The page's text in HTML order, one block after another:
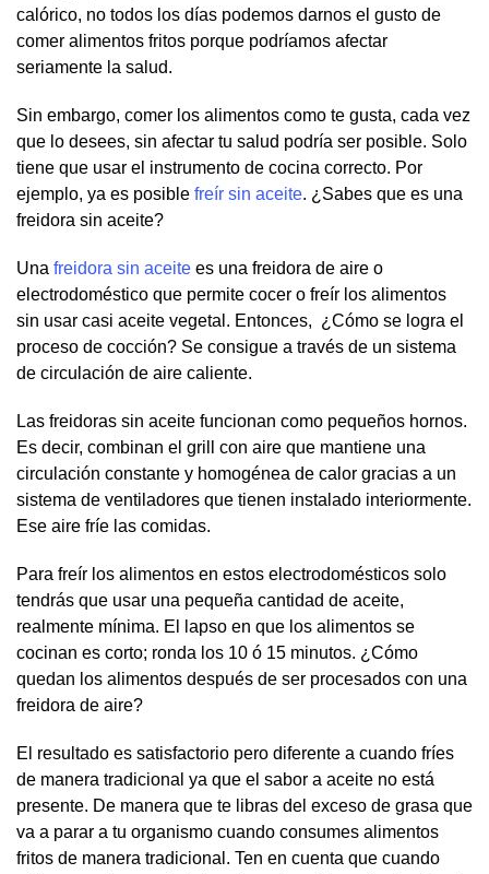
calórico, no todos los días podemos darnos el gusto de
comer alimentos fritos porque podríamos afectar
seriamente la salud.
Sin embargo, comer los alimentos como te gusta, cada vez
que lo desees, sin afectar tu salud podría ser posible. Solo
tiene que usar el instrumento de cocina correcto. Por
ejemplo, ya es posible freír sin aceite. ¿Sabes que es una
freidora sin aceite?
Una freidora sin aceite es una freidora de aire o
electrodoméstico que permite cocer o freír los alimentos
sin usar casi aceite vegetal. Entonces, ¿Cómo se logra el
proceso de cocción? Se consigue a través de un sistema
de circulación de aire caliente.
Las freidoras sin aceite funcionan como pequeños hornos.
Es decir, combinan el grill con aire que mantiene una
circulación constante y homogénea de calor gracias a un
sistema de ventiladores que tienen instalado interiormente.
Ese aire fríe las comidas.
Para freír los alimentos en estos electrodomésticos solo
tendrás que usar una pequeña cantidad de aceite,
realmente mínima. El lapso en que los alimentos se
cocinan es corto; ronda los 10 ó 15 minutos. ¿Cómo
quedan los alimentos después de ser procesados con una
freidora de aire?
El resultado es satisfactorio pero diferente a cuando fríes
de manera tradicional ya que el sabor a aceite no está
presente. De manera que te libras del exceso de grasa que
va a parar a tu organismo cuando consumes alimentos
fritos de manera tradicional. Ten en cuenta que cuando